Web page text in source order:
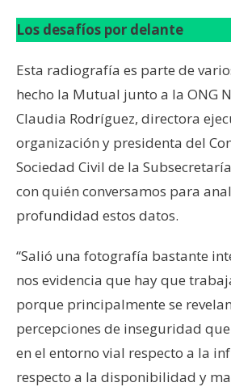
Los desafíos por delante
Esta radiografía es parte de
hecho la Mutual junto a la ONG
Claudia Rodríguez, directora
organización y presidenta del
Sociedad Civil de la
con quién conversamos para
profundidad estos datos.
“Salió una fotografía bastante
nos evidencia que hay que
porque principalmente se
percepciones de inseguridad
en el entorno vial respecto a la
respecto a la disponibilidad y